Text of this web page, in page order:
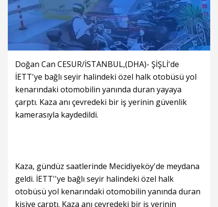
Doğan Can CESUR/İSTANBUL,(DHA)- ŞİŞLİ'de
İETT'ye bağlı seyir halindeki özel halk otobüsü yol
kenarındaki otomobilin yanında duran yayaya
çarptı. Kaza anı çevredeki bir iş yerinin güvenlik
kamerasıyla kaydedildi.
Kaza, gündüz saatlerinde Mecidiyeköy'de meydana
geldi. İETT''ye bağlı seyir halindeki özel halk
otobüsü yol kenarındaki otomobilin yanında duran
kişiye çarptı. Kaza anı çevredeki bir iş yerinin